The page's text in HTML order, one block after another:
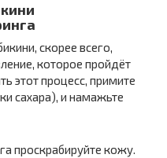
скорее всего,
которое пройдёт
этот процесс, примите
сахара), и намажьте
проскрабируйте кожу.